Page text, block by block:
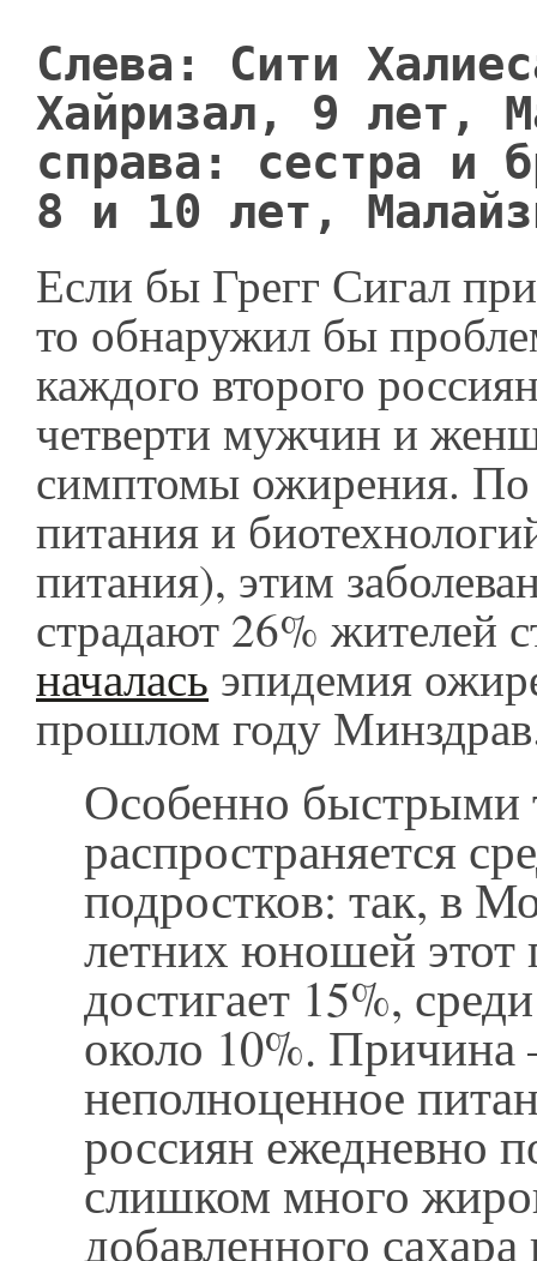
Слева: Сити
Хайризал, 9 лет,
справа: сестра и
8 и 10 лет,
Если бы Грегг Сигал
то обнаружил бы
каждого второго
четверти мужчин и
симптомы ожирения.
питания и
питания), этим
страдают 26% жителей
началась эпидемия
прошлом году
Особенно быстрыми
распространяется
подростков: так, в
летних юношей этот
достигает 15%,
около 10%.
неполноценное
россиян ежедневно
слишком много
добавленного